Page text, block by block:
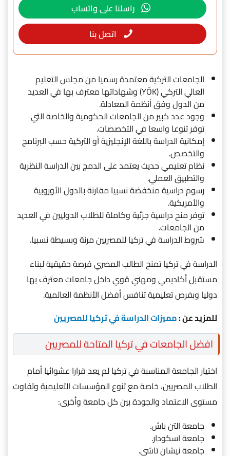
راسلنا على واتساب
اتصل بنا
الجامعات التركية معتمدة رسميا من مجلس التعليم
العالي التركي (YÖK) وشهاداتها معترف بها في العديد
من الدول وفق أنظمة المعادلة.
وجود عدد كبير من الجامعات الحكومية والخاصة التي
توفر تنوعا واسعا في التخصصات.
إمكانية الدراسة باللغة الإنجليزية أو التركية حسب البرنامج
والتخصص.
نظام تعليمي حديث يعتمد على الدمج بين الدراسة النظرية
والتطبيق العملي.
رسوم دراسية منخفضة نسبيا مقارنة بالدول الأوروبية
والأمريكية.
توفر منح دراسية جزئية وكاملة للطلاب الدوليين في العديد
من الجامعات.
شروط الدراسة في تركيا للمصريين مرنة وبسيطة نسبيا.
الدراسة في تركيا تمنح الطالب المصري فرصة حقيقية لبناء
مستقبل أكاديمي ومهني قوي داخل جامعات معترف بها
دوليا وبفرص تعليمية تنافس أفضل الأنظمة العالمية.
للمزيد عن :مميزات الدراسة في تركيا للمصريين
افضل الجامعات في تركيا المتاحة للمصريين
اختيار الجامعة المناسبة في تركيا لم يعد قرارا عشوائيا أمام
الطلاب المصريين، خاصة مع تنوع المؤسسات التعليمية وتفاوت
مستوى الاعتماد والجودة بين كل جامعة وأخرى:
جامعة التن باش.
جامعة اسكودار.
جامعة نيشان تاشي.